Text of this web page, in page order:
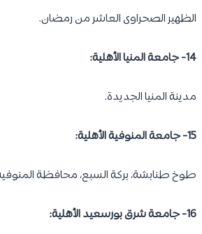
الظهير الصحراوى العاشر من رمضان.
14- جامعة المنيا الأهلية:
مدينة المنيا الجديدة.
15- جامعة المنوفية الأهلية:
طوخ طنابشة، بركة السبع، محافظة
16- جامعة شرق بورسعيد الأهلية: